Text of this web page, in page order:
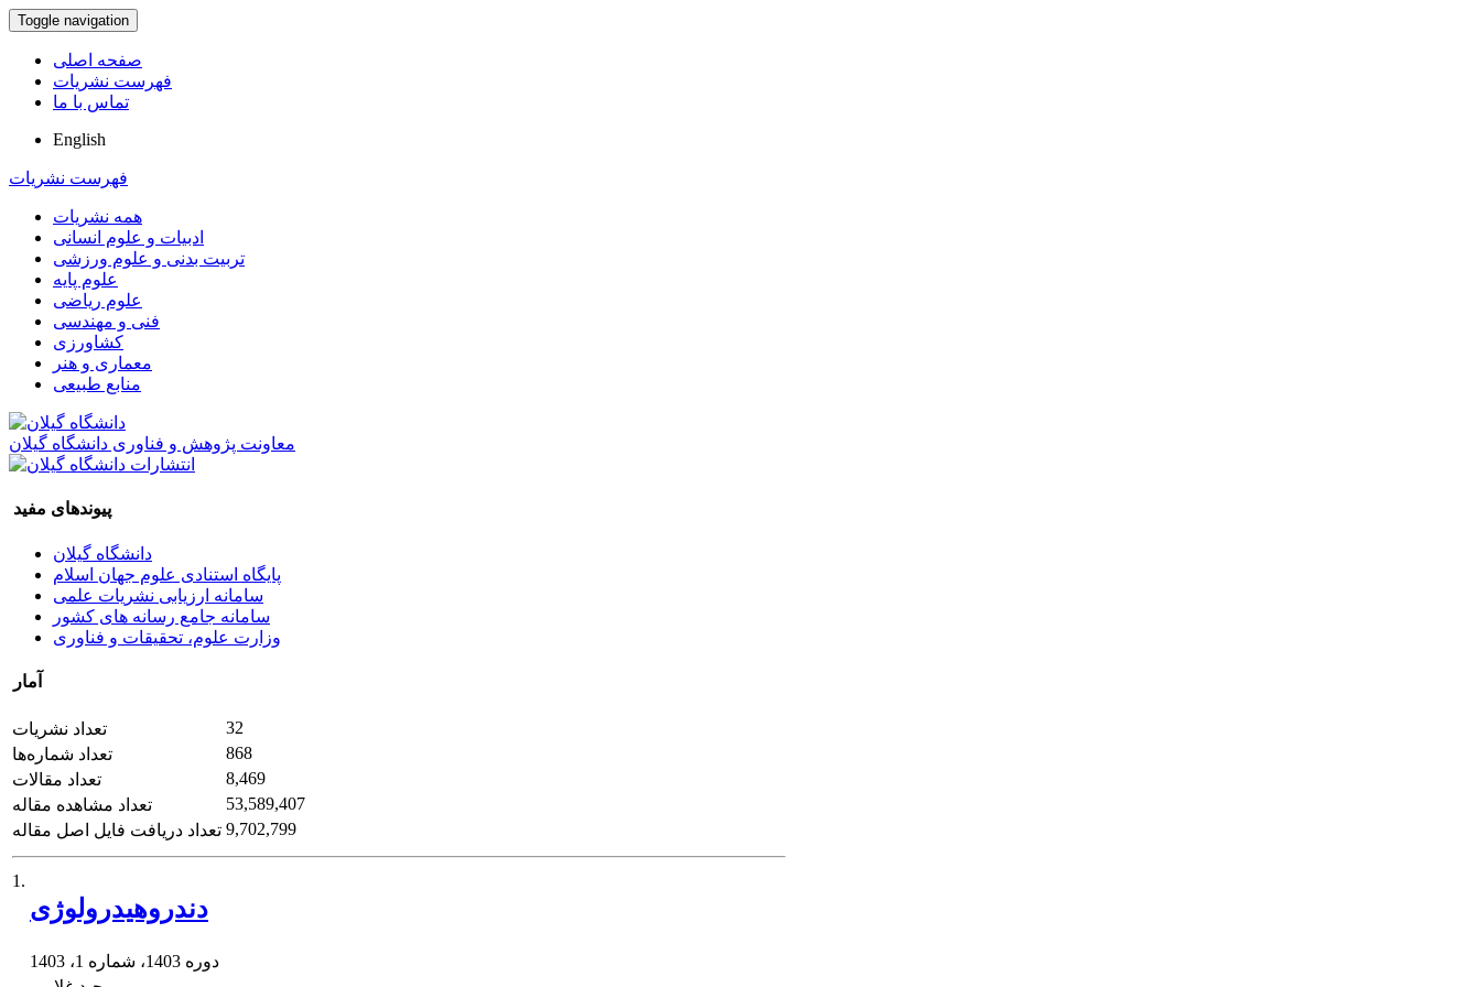
Toggle navigation
صفحه اصلی
فهرست نشریات
تماس با ما
English
فهرست نشریات
همه نشریات
ادبیات و علوم انسانی
تربیت بدنی و علوم ورزشی
علوم پایه
علوم ریاضی
فنی و مهندسی
کشاورزی
معماری و هنر
منابع طبیعی
معاونت پژوهش و فناوری دانشگاه گیلان
پیوندهای مفید
دانشگاه گیلان
پایگاه استنادی علوم جهان اسلام
سامانه ارزیابی نشریات علمی
سامانه جامع رسانه های کشور
وزارت علوم، تحقیقات و فناوری
آمار
تعداد نشریات
32
تعداد شماره‌ها
868
تعداد مقالات
8,469
تعداد مشاهده مقاله
53,589,407
تعداد دریافت فایل اصل مقاله 9,702,799
1.
دندروهیدرولوژی
دوره 1403، شماره 1، 1403